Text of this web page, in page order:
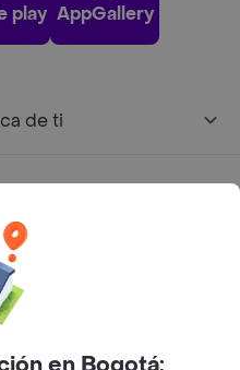
play AppGallery
de ti